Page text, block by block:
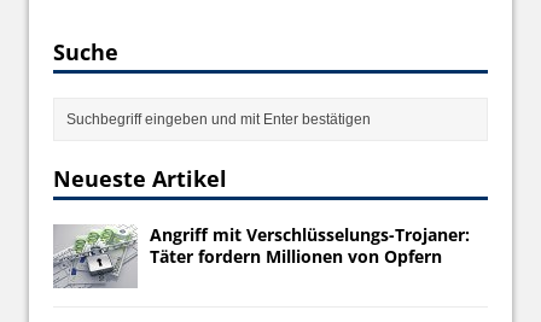
Suche
Neueste Artikel
Angriff mit Verschlüsselungs-Trojaner:
Täter fordern Millionen von Opfern